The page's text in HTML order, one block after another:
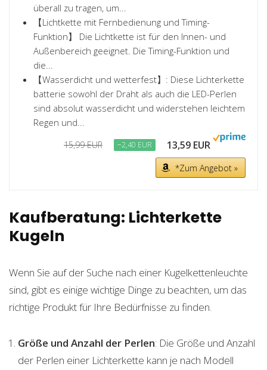
überall zu tragen, um...
【Lichtkette mit Fernbedienung und Timing-
Funktion】 Die Lichtkette ist für den Innen- und
Außenbereich geeignet. Die Timing-Funktion und
die...
【Wasserdicht und wetterfest】: Diese Lichterkette
batterie sowohl der Draht als auch die LED-Perlen
sind absolut wasserdicht und widerstehen leichtem
Regen und...
15,99 EUR −2,40 EUR 13,59 EUR
*Zum Angebot »
Kaufberatung: Lichterkette
Kugeln
Wenn Sie auf der Suche nach einer Kugelkettenleuchte
sind, gibt es einige wichtige Dinge zu beachten, um das
richtige Produkt für Ihre Bedürfnisse zu finden.
Größe und Anzahl der Perlen: Die Größe und Anzahl
der Perlen einer Lichterkette kann je nach Modell